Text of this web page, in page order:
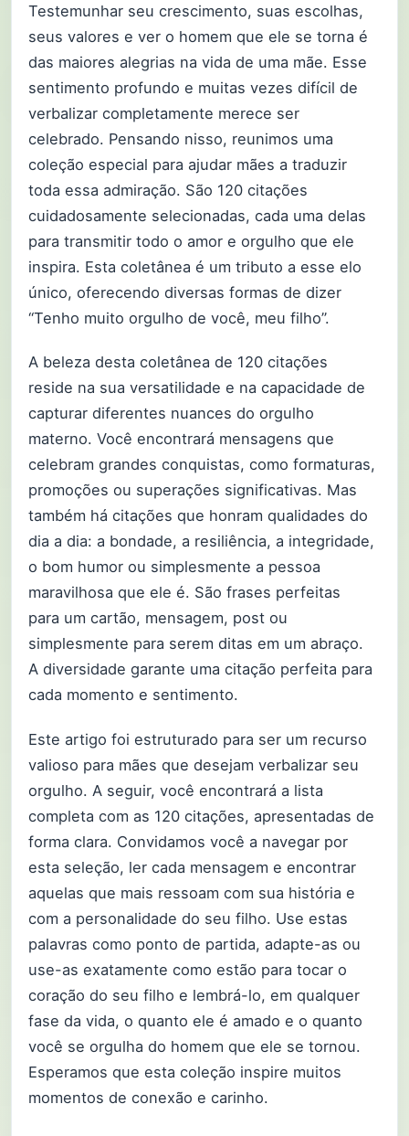
Testemunhar seu crescimento, suas escolhas,
seus valores e ver o homem que ele se torna é
das maiores alegrias na vida de uma mãe. Esse
sentimento profundo e muitas vezes difícil de
verbalizar completamente merece ser
celebrado. Pensando nisso, reunimos uma
coleção especial para ajudar mães a traduzir
toda essa admiração. São 120 citações
cuidadosamente selecionadas, cada uma delas
para transmitir todo o amor e orgulho que ele
inspira. Esta coletânea é um tributo a esse elo
único, oferecendo diversas formas de dizer
“Tenho muito orgulho de você, meu filho”.
A beleza desta coletânea de 120 citações
reside na sua versatilidade e na capacidade de
capturar diferentes nuances do orgulho
materno. Você encontrará mensagens que
celebram grandes conquistas, como formaturas,
promoções ou superações significativas. Mas
também há citações que honram qualidades do
dia a dia: a bondade, a resiliência, a integridade,
o bom humor ou simplesmente a pessoa
maravilhosa que ele é. São frases perfeitas
para um cartão, mensagem, post ou
simplesmente para serem ditas em um abraço.
A diversidade garante uma citação perfeita para
cada momento e sentimento.
Este artigo foi estruturado para ser um recurso
valioso para mães que desejam verbalizar seu
orgulho. A seguir, você encontrará a lista
completa com as 120 citações, apresentadas de
forma clara. Convidamos você a navegar por
esta seleção, ler cada mensagem e encontrar
aquelas que mais ressoam com sua história e
com a personalidade do seu filho. Use estas
palavras como ponto de partida, adapte-as ou
use-as exatamente como estão para tocar o
coração do seu filho e lembrá-lo, em qualquer
fase da vida, o quanto ele é amado e o quanto
você se orgulha do homem que ele se tornou.
Esperamos que esta coleção inspire muitos
momentos de conexão e carinho.